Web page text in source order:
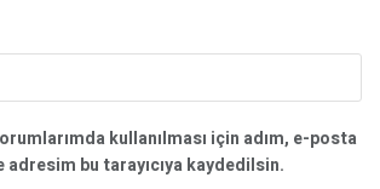
kullanılması için adım, e-posta
bu tarayıcıya kaydedilsin.